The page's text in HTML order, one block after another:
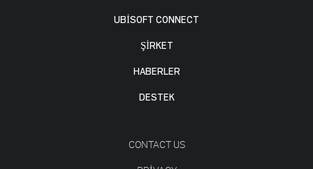
UBISOFT CONNECT
ŞİRKET
HABERLER
DESTEK
CONTACT US